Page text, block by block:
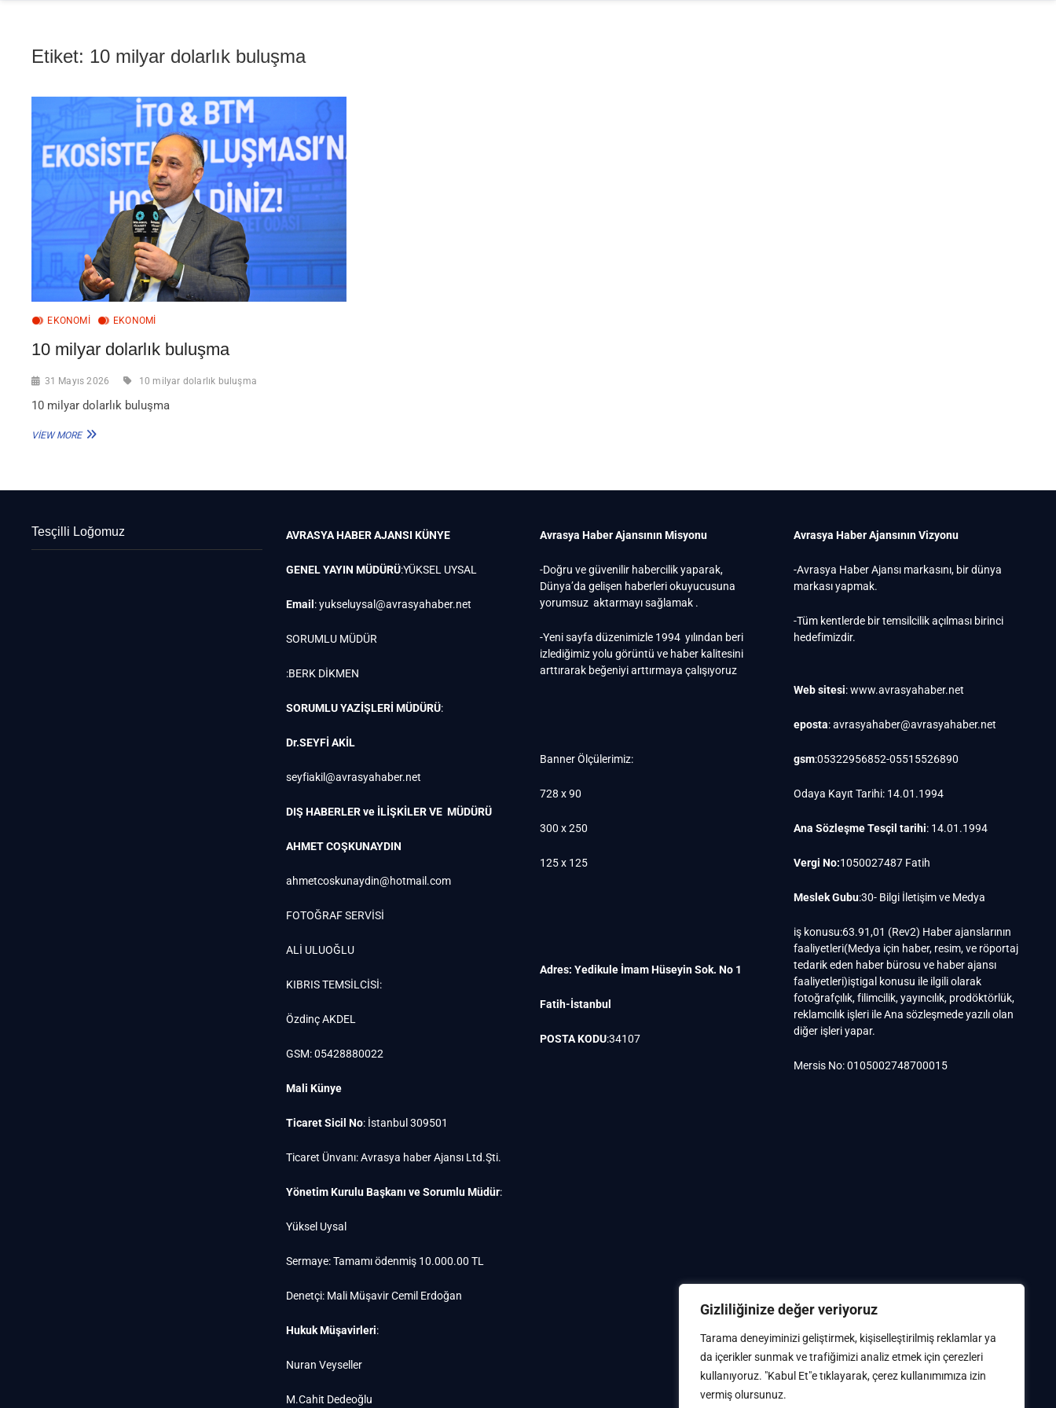
Gizliliğinize değer veriyoruz
Tarama deneyiminizi geliştirmek, kişiselleştirilmiş reklamlar ya
da içerikler sunmak ve trafiğimizi analiz etmek için çerezleri
kullanıyoruz. "Kabul Et"e tıklayarak, çerez kullanımımıza izin
vermiş olursunuz.
Etiket: 10 milyar dolarlık buluşma
EKONOMİ EKONOMI
10 milyar dolarlık buluşma
31 Mayıs 2026 10 milyar dolarlık buluşma
10 milyar dolarlık buluşma
VIEW MORE10
Tesçilli Loğomuz AVRASYA HABER AJANSI KÜNYE
GENEL YAYIN MÜDÜRÜ:YÜKSEL UYSAL
Email :yukseluysal@avrasyahaber.net
SORUMLU MÜDÜR
:BERK DİKMEN
SORUMLU YAZİŞLERİ MÜDÜRÜ:
Dr.SEYFİ AKİL
seyfiakil@avrasyahaber.net
DIŞ HABERLER ve İLİŞKİLER VE MÜDÜRÜ
AHMET COŞKUNAYDIN
ahmetcoskunaydin@hotmail.com
FOTOĞRAF SERVİSİ
ALİ ULUOĞLU
KIBRIS TEMSİLCİSİ:
Özdinç AKDEL
GSM: 05428880022
Mali Künye
Ticaret Sicil No: İstanbul 309501
Ticaret Ünvanı: Avrasya haber Ajansı Ltd.Şti.
Yönetim Kurulu Başkanı ve Sorumlu Müdür:
Yüksel Uysal
Sermaye: Tamamı ödenmiş 10.000.00 TL
Denetçi: Mali Müşavir Cemil Erdoğan
Hukuk Müşavirleri:
Nuran Veyseller
M.Cahit Dedeoğlu
Avrasya Haber Ajansının Misyonu
-Doğru ve güvenilir habercilik yaparak,
Dünya’da gelişen haberleri okuyucusuna
yorumsuz aktarmayı sağlamak .
-Yeni sayfa düzenimizle 1994 yılından beri
izlediğimiz yolu görüntü ve haber kalitesini
arttırarak beğeniyi arttırmaya çalışıyoruz
Banner Ölçülerimiz:
728 x 90
300 x 250
125 x 125
Adres: Yedikule İmam Hüseyin Sok. No 1
Fatih-İstanbul
POSTA KODU:34107
Avrasya Haber Ajansının Vizyonu
-Avrasya Haber Ajansı markasını, bir dünya
markası yapmak.
-Tüm kentlerde bir temsilcilik açılması birinci
hedefimizdir.
Web sitesi: www.avrasyahaber.net
eposta: avrasyahaber@avrasyahaber.net
gsm:05322956852-05515526890
Odaya Kayıt Tarihi: 14.01.1994
Ana Sözleşme Tesçil tarihi: 14.01.1994
Vergi No:1050027487 Fatih
Meslek Gubu:30- Bilgi İletişim ve Medya
iş konusu:63.91,01 (Rev2) Haber ajanslarının
faaliyetleri(Medya için haber, resim, ve röportaj
tedarik eden haber bürosu ve haber ajansı
faaliyetleri)iştigal konusu ile ilgili olarak
fotoğrafçılık, filimcilik, yayıncılık, prodöktörlük,
reklamcılık işleri ile Ana sözleşmede yazılı olan
diğer işleri yapar.
Mersis No: 0105002748700015